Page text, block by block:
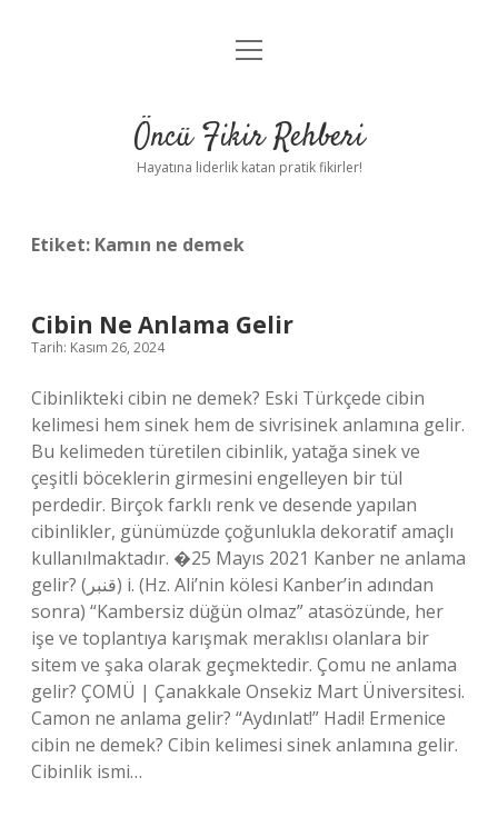
Anasayfa
Yasal Uyarı
menüyü
Öncü Fikir Rehberi
Hayatına liderlik katan pratik fikirler!
Etiket: Kamın ne demek
Cibin Ne Anlama Gelir
Tarih: Kasım 26, 2024
Cibinlikteki cibin ne demek? Eski Türkçede cibin
kelimesi hem sinek hem de sivrisinek anlamına gelir.
Bu kelimeden türetilen cibinlik, yatağa sinek ve
çeşitli böceklerin girmesini engelleyen bir tül
perdedir. Birçok farklı renk ve desende yapılan
cibinlikler, günümüzde çoğunlukla dekoratif amaçlı
kullanılmaktadır. �25 Mayıs 2021 Kanber ne anlama
gelir? (ﻗﻨﺒﺮ) i. (Hz. Ali’nin kölesi Kanber’in adından
sonra) “Kambersiz düğün olmaz” atasözünde, her
işe ve toplantıya karışmak meraklısı olanlara bir
sitem ve şaka olarak geçmektedir. Çomu ne anlama
gelir? ÇOMÜ | Çanakkale Onsekiz Mart Üniversitesi.
Camon ne anlama gelir? “Aydınlat!” Hadi! Ermenice
cibin ne demek? Cibin kelimesi sinek anlamına gelir.
Cibinlik ismi…